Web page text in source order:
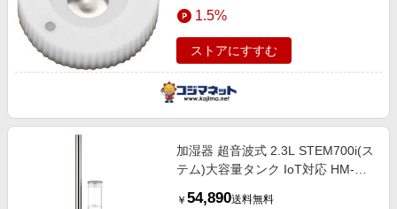
1.5%
ストアにすすむ
加湿器 超音波式 2.3L STEM700i(ス
テム)大容量タンク IoT対応 HM-
￥ 54,890送料無料